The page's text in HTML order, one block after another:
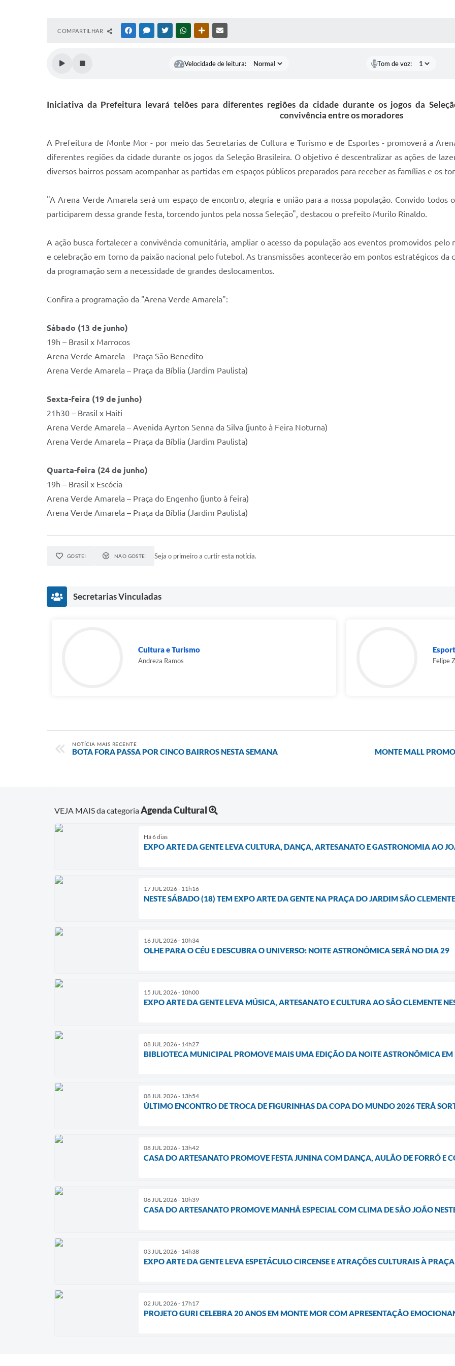
COMPARTILHAR FACEBOOKMESSENGER
TWITTERWHATSAPPOUTRAS MÍDIAS
Velocidade de leitura: Tom de voz:
Iniciativa da Prefeitura levará telões para diferentes regiões da cidade durante os jogos da
convivência entre os moradores
A Prefeitura de Monte Mor - por meio das Secretarias de Cultura e Turismo e de Esportes - promoverá a
diferentes regiões da cidade durante os jogos da Seleção Brasileira. O objetivo é descentralizar as ações de
diversos bairros possam acompanhar as partidas em espaços públicos preparados para receber as famílias e os
"A Arena Verde Amarela será um espaço de encontro, alegria e união para a nossa população. Convido todos
participarem dessa grande festa, torcendo juntos pela nossa Seleção", destacou o prefeito Murilo Rinaldo.
A ação busca fortalecer a convivência comunitária, ampliar o acesso da população aos eventos promovidos
e celebração em torno da paixão nacional pelo futebol. As transmissões acontecerão em pontos estratégicos
da programação sem a necessidade de grandes deslocamentos.
Confira a programação da "Arena Verde Amarela":
Sábado (13 de junho)
19h – Brasil x Marrocos
Arena Verde Amarela – Praça São Benedito
Arena Verde Amarela – Praça da Bíblia (Jardim Paulista)
Sexta-feira (19 de junho)
21h30 – Brasil x Haiti
Arena Verde Amarela – Avenida Ayrton Senna da Silva (junto à Feira Noturna)
Arena Verde Amarela – Praça da Bíblia (Jardim Paulista)
Quarta-feira (24 de junho)
19h – Brasil x Escócia
Arena Verde Amarela – Praça do Engenho (junto à feira)
Arena Verde Amarela – Praça da Bíblia (Jardim Paulista)
GOSTEI NÃO GOSTEI Seja o primeiro a curtir esta notícia.
Secretarias Vinculadas
Cultura e Turismo
Andreza Ramos Felipe
NOTÍCIA MAIS RECENTE
BOTA FORA PASSA POR CINCO BAIRROS NESTA SEMANA MONTE MALL
VEJA MAIS da categoriaAgenda Cultural
Há 6 dias
EXPO ARTE DA GENTE LEVA CULTURA, DANÇA, ARTESANATO E GASTRONOMIA AO
17 JUL 2026 - 11h16
NESTE SÁBADO (18) TEM EXPO ARTE DA GENTE NA PRAÇA DO JARDIM SÃO CLEMENTE
16 JUL 2026 - 10h34
OLHE PARA O CÉU E DESCUBRA O UNIVERSO: NOITE ASTRONÔMICA SERÁ NO DIA 29
15 JUL 2026 - 10h00
EXPO ARTE DA GENTE LEVA MÚSICA, ARTESANATO E CULTURA AO SÃO CLEMENTE
08 JUL 2026 - 14h27
BIBLIOTECA MUNICIPAL PROMOVE MAIS UMA EDIÇÃO DA NOITE ASTRONÔMICA EM
08 JUL 2026 - 13h54
ÚLTIMO ENCONTRO DE TROCA DE FIGURINHAS DA COPA DO MUNDO 2026 TERÁ
08 JUL 2026 - 13h42
CASA DO ARTESANATO PROMOVE FESTA JUNINA COM DANÇA, AULÃO DE FORRÓ E
06 JUL 2026 - 10h39
CASA DO ARTESANATO PROMOVE MANHÃ ESPECIAL COM CLIMA DE SÃO JOÃO
03 JUL 2026 - 14h38
EXPO ARTE DA GENTE LEVA ESPETÁCULO CIRCENSE E ATRAÇÕES CULTURAIS À
02 JUL 2026 - 17h17
PROJETO GURI CELEBRA 20 ANOS EM MONTE MOR COM APRESENTAÇÃO